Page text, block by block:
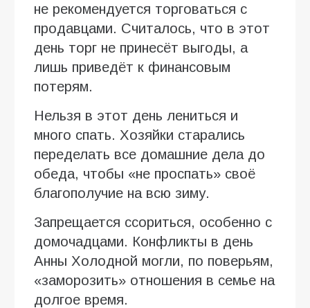
не рекомендуется торговаться с
продавцами. Считалось, что в этот
день торг не принесёт выгоды, а
лишь приведёт к финансовым
потерям.
Нельзя в этот день лениться и
много спать. Хозяйки старались
переделать все домашние дела до
обеда, чтобы «не проспать» своё
благополучие на всю зиму.
Запрещается ссориться, особенно с
домочадцами. Конфликты в день
Анны Холодной могли, по поверьям,
«заморозить» отношения в семье на
долгое время.